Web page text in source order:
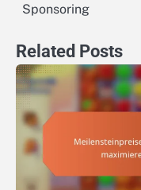
Sponsoring
Related Posts